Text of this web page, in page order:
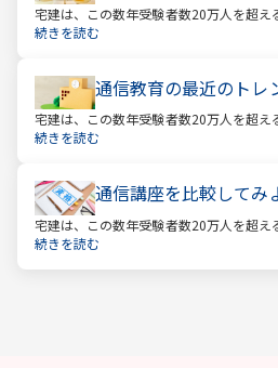
宅建は、この数年受験者数20万人を超え
産業に携わる人をはじめ、他業種、学生
続きを読む
通信教育の最近のトレ
宅建は、この数年受験者数20万人を超え
産業に携わる人をはじめ、他業種、学生
続きを読む
通信講座を比較してみ
宅建は、この数年受験者数20万人を超え
産業に携わる人をはじめ、他業種、学生
続きを読む